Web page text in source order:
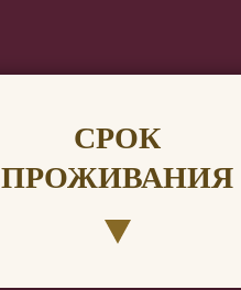
СРОК
ПРОЖИВАНИЯ